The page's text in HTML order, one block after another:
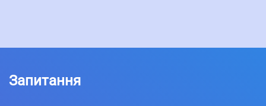
Запитання